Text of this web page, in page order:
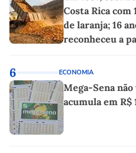
Costa Rica com
de laranja; 16
reconheceu a
6 ECONOMIA
Mega-Sena
acumula em R$